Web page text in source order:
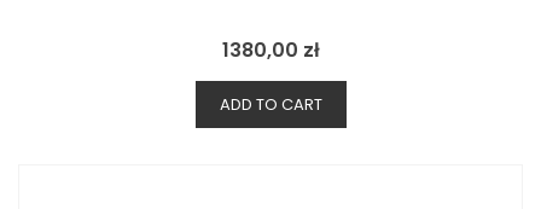
1380,00 zł
ADD TO CART